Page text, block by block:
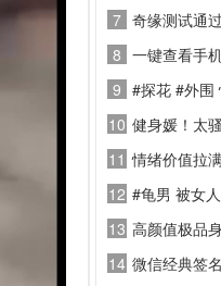
7 奇缘测试通过出
8 一键查看手
9 #探花 #外围
10 健身媛！太
11 情绪价值拉
12 #龟男 被女人
13 高颜值极品
14 微信经典签